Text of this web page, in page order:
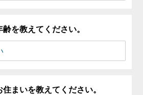
を教えてください。
まいを教えてください。